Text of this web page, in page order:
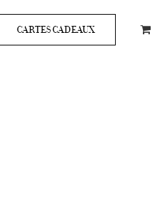
CARTES CADEAUX